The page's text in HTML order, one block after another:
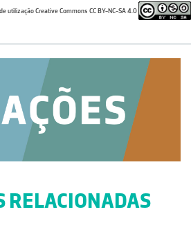
utilização Creative Commons CC BY-NC-SA 4.0
RELACIONADAS